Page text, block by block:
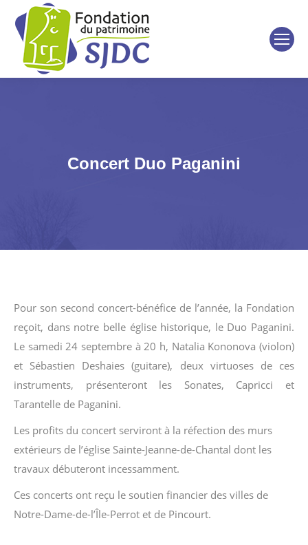
Concert Duo Paganini
Pour son second concert-bénéfice de l’année, la Fondation
reçoit, dans notre belle église historique, le Duo Paganini.
Le samedi 24 septembre à 20 h, Natalia Kononova (violon)
et Sébastien Deshaies (guitare), deux virtuoses de ces
instruments, présenteront les Sonates, Capricci et
Tarantelle de Paganini.
Les profits du concert serviront à la réfection des murs
extérieurs de l’église Sainte-Jeanne-de-Chantal dont les
travaux débuteront incessamment.
Ces concerts ont reçu le soutien financier des villes de
Notre-Dame-de-l’Île-Perrot et de Pincourt.